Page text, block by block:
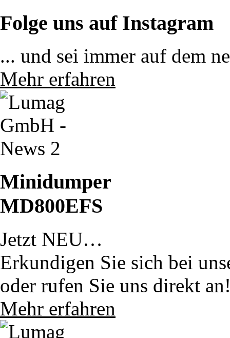
Folge uns auf Instagram
... und sei immer auf dem
Mehr erfahren
Minidumper
MD800EFS
Jetzt NEU…
Erkundigen Sie sich bei
oder rufen Sie uns direkt
Mehr erfahren